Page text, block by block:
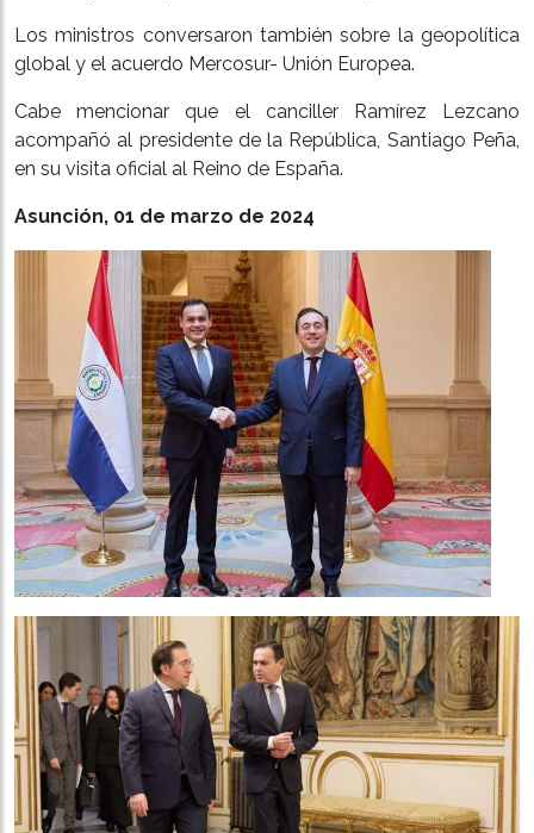
Los ministros conversaron también sobre la geopolítica
global y el acuerdo Mercosur- Unión Europea.
Cabe mencionar que el canciller Ramírez Lezcano
acompañó al presidente de la República, Santiago Peña,
en su visita oficial al Reino de España.
Asunción, 01 de marzo de 2024